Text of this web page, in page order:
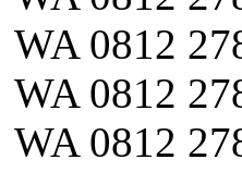
WA 0812
WA 0812
WA 0812